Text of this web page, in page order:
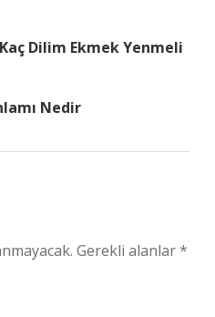
Dilim Ekmek Yenmeli
Nedir
Gerekli alanlar*